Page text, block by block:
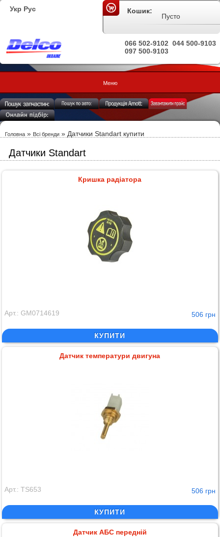
Укр Рус
044 500-9103
066 502-9102
097 500-9103
Кошик:
Пусто
Меню
Головна » Всі бренди » Датчики Standart купити
Датчики Standart
Кришка радіатора
Арт.: GM0714619 506 грн
КУПИТИ
Датчик температури двигуна
Арт.: TS653 506 грн
КУПИТИ
Датчик АБС передній